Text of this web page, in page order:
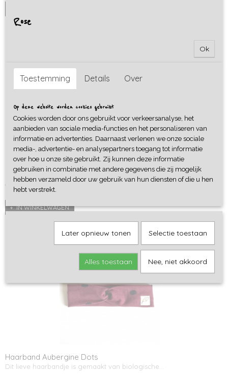
Haarband Black Velvet
Heerlijk zachte haarband van zwarte velours.
€ 6,95
IN WINKELWAGEN
Haarband Aubergine Dots
Dit lieve haarbandje is gemaakt van biologische…
Rose
Ok
Toestemming Details Over
Op deze website worden cookies gebruikt
Cookies worden door ons gebruikt voor verkeersanalyse, het
aanbieden van sociale media-functies en het personaliseren van
informatie en advertenties. Daarnaast verlenen we onze sociale
media-, advertentie- en analysepartners toegang tot informatie
over hoe u onze site gebruikt. Zij kunnen deze informatie
gebruiken in combinatie met andere gegevens die zij mogelijk
hebben verzameld door uw gebruik van hun diensten of die u hen
hebt verstrekt.
Later opnieuw tonen Selectie toestaan
Alles toestaan Nee, niet akkoord